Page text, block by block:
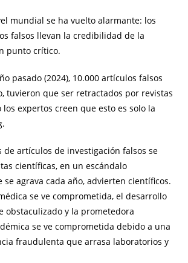
mundial se ha vuelto alarmante: los
falsos llevan la credibilidad de la
punto crítico.
pasado (2024), 10.000 artículos falsos
tuvieron que ser retractados por revistas
los expertos creen que esto es solo la
de artículos de investigación falsos se
científicas, en un escándalo
agrava cada año, advierten científicos.
se ve comprometida, el desarrollo
obstaculizado y la prometedora
se ve comprometida debido a una
fraudulenta que arrasa laboratorios y